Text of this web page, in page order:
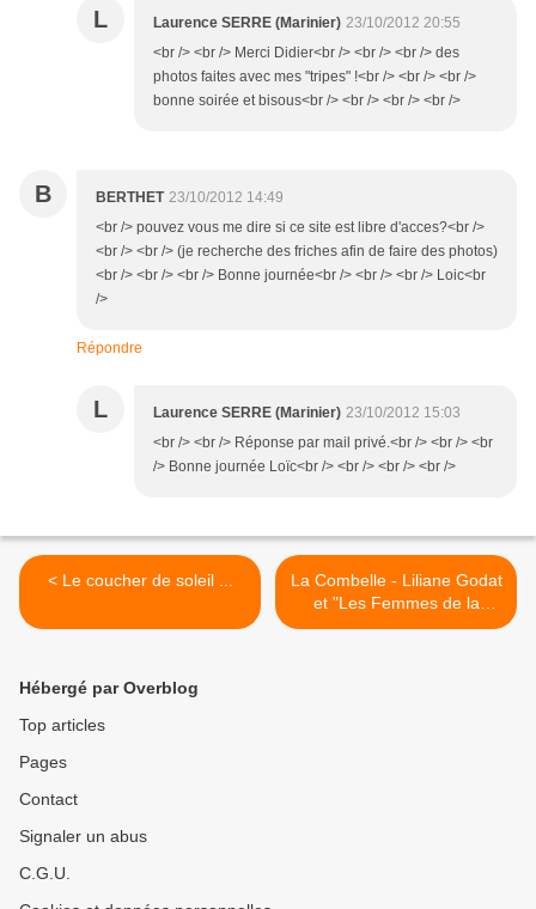
L Laurence SERRE (Marinier) 23/10/2012 20:55
<br /> <br /> Merci Didier<br /> <br /> <br /> des
photos faites avec mes "tripes" !<br /> <br /> <br />
bonne soirée et bisous<br /> <br /> <br /> <br />
B BERTHET 23/10/2012 14:49
<br /> pouvez vous me dire si ce site est libre d'acces?<br />
<br /> <br /> (je recherche des friches afin de faire des photos)
<br /> <br /> <br /> Bonne journée<br /> <br /> <br /> Loic<br
/>
Répondre
L Laurence SERRE (Marinier) 23/10/2012 15:03
<br /> <br /> Réponse par mail privé.<br /> <br /> <br
/> Bonne journée Loïc<br /> <br /> <br /> <br />
< Le coucher de soleil ...
La Combelle - Liliane Godat
et "Les Femmes de la
mine" >
Hébergé par Overblog
Top articles
Pages
Contact
Signaler un abus
C.G.U.